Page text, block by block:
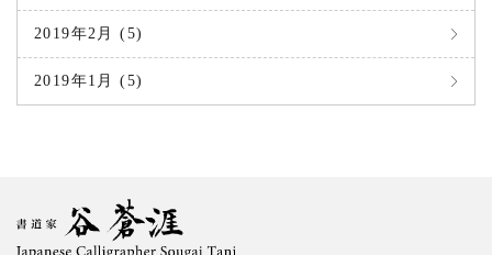
2019年2月 (5)
2019年1月 (5)